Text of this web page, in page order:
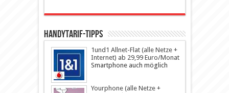
Handytarif-Tipps
1und1 Allnet-Flat (alle Netze +
Internet) ab 29,99 Euro/Monat
Smartphone auch möglich
Yourphone (alle Netze +